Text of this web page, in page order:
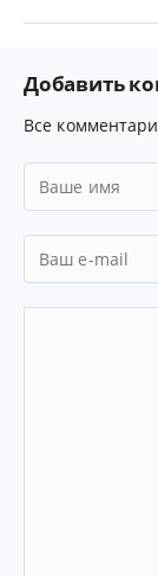
Добавить
Все